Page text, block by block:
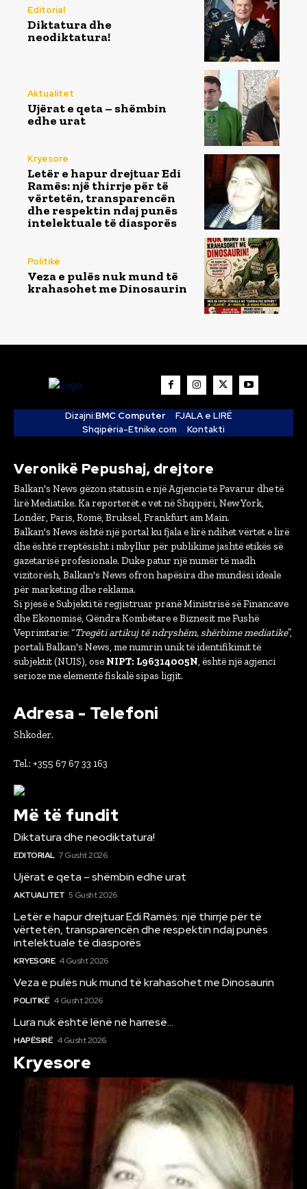
Editorial
Diktatura dhe
neodiktatura!
Aktualitet
Ujërat e qeta – shëmbin
edhe urat
Kryesore
Letër e hapur drejtuar Edi
Ramës: një thirrje për të
vërtetën, transparencën
dhe respektin ndaj punës
intelektuale të diasporës
Politikë
Veza e pulës nuk mund të
krahasohet me Dinosaurin
Dizajni:BMC Computer
FJALA e LIRË
Shqipëria-Etnike.com
Kontakti
Veronikë Pepushaj, drejtore
Balkan's News gëzon statusin e një Agjencie të Pavarur dhe të
lirë Mediatike. Ka reporterët e vet në Shqipëri, New York,
Londër, Paris, Romë, Bruksel, Frankfurt am Main.
Balkan's News është një portal ku fjala e lirë ndihet vërtet e lirë
dhe është rreptësisht i mbyllur për publikime jashtë etikës së
gazetarisë profesionale. Duke patur një numër të madh
vizitorësh, Balkan's News ofron hapësira dhe mundësi ideale
për marketing dhe reklama.
Si pjesë e Subjekti të regjistruar pranë Ministrisë së Financave
dhe Ekonomisë, Qëndra Kombëtare e Biznesit me Fushë
Veprimtarie: “Tregëti artikuj të ndryshëm, shërbime mediatike”,
portali Balkan's News, me numrin unik të identifikimit të
subjektit (NUIS), ose NIPT: L96314005N , është një agjenci
serioze me elementë fiskalë sipas ligjit.
Adresa - Telefoni
Shkoder.
Tel.: +355 67 67 33 163
Më të fundit
Diktatura dhe neodiktatura!
EDITORIAL 7 Gusht 2026
Ujërat e qeta – shëmbin edhe urat
AKTUALITET 5 Gusht 2026
Letër e hapur drejtuar Edi Ramës: një thirrje për të
vërtetën, transparencën dhe respektin ndaj punës
intelektuale të diasporës
KRYESORE 4 Gusht 2026
Veza e pulës nuk mund të krahasohet me Dinosaurin
POLITIKË 4 Gusht 2026
Lura nuk është lënë në harresë…
HAPËSIRË 4 Gusht 2026
Kryesore